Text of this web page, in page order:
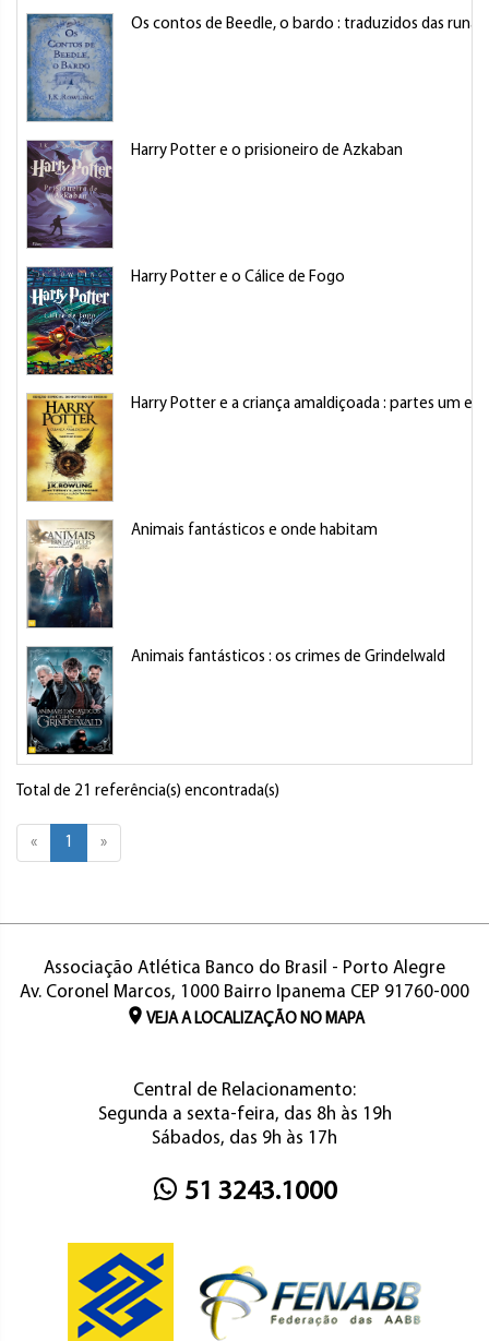
Os contos de Beedle, o bardo : traduzidos das
Harry Potter e o prisioneiro de Azkaban
Harry Potter e o Cálice de Fogo
Harry Potter e a criança amaldiçoada : partes um e
Animais fantásticos e onde habitam
Animais fantásticos : os crimes de Grindelwald
Total de 21 referência(s) encontrada(s)
« 1 »
Associação Atlética Banco do Brasil - Porto Alegre
Av. Coronel Marcos, 1000 Bairro Ipanema CEP 91760-000
VEJA A LOCALIZAÇÃO NO MAPA
Central de Relacionamento:
Segunda a sexta-feira, das 8h às 19h
Sábados, das 9h às 17h
51 3243.1000